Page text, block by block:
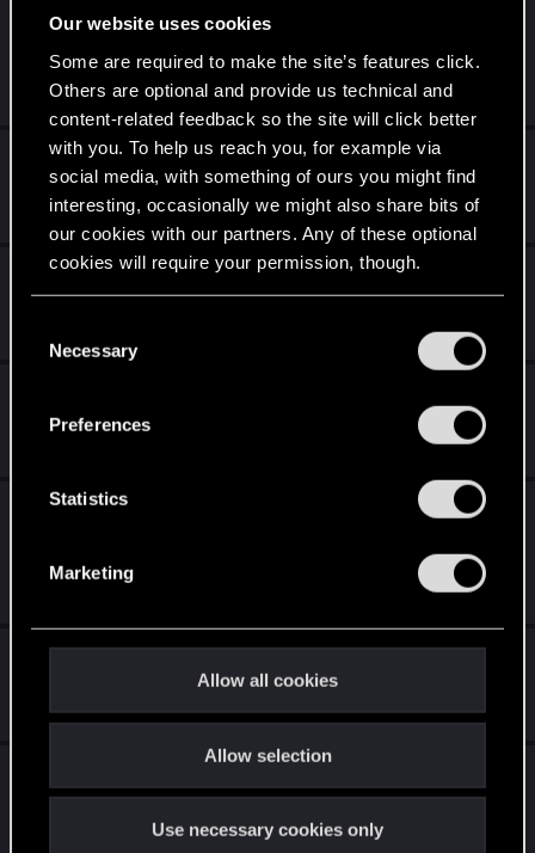
Our website uses cookies
Some are required to make the site’s features click.
Others are optional and provide us technical and
content-related feedback so the site will click better
with you. To help us reach you, for example via
social media, with something of ours you might find
interesting, occasionally we might also share bits of
our cookies with our partners. Any of these optional
cookies will require your permission, though.
and tweak your preferences regarding them in the
Necessary
Preferences
Statistics
Marketing
Allow all cookies
Allow selection
Use necessary cookies only
Karty do balansowania w gwintfinity wasze
8 938
Jan 2, 2025
To już sześć roczków
0 441
Nov 1, 2024
Przygody sklepa
Jun 18, 2024
Czy talia Skellige jest dostepna jako fizyczny
May 7, 2024
1 662
0 524